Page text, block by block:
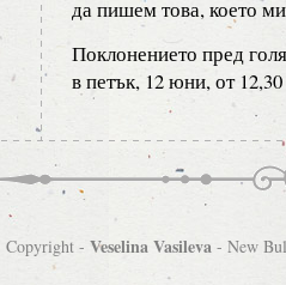
да пишем това, което
Поклонението пред
в петък, 12 юни, от
Copyright - Veselina Vasileva- New